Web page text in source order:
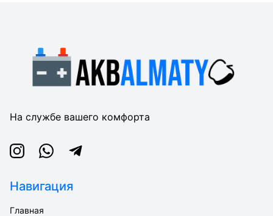
На службе вашего комфорта
InstagramWhatsappTelegram
Навигация
Главная